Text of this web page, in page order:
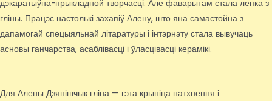
дэкаратыўна-прыкладной творчасці. Але фаварытам стала лепка з
гліны. Працэс настолькі захапіў Алену, што яна самастойна з
дапамогай спецыяльнай літаратуры і інтэрнэту стала вывучаць
асновы ганчарства, асаблівасці і ўласцівасці керамікі.
Для Алены Дзянішчык гліна — гэта крыніца натхнення і